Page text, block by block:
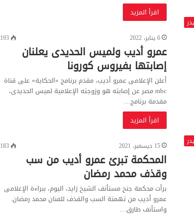
اقرأ المزيد
6 يناير، 2022
193
عمرو أديب ولميس الحديدى يعلنان
إصابتها بفيروس كورونا
أعلن الإعلامى عمرو أديب، مقدم برنامج «الحكاية» على قناة
mbc مصر عن إصابته هو وزوجته الإعلامية لميس الحديدى،
مقدمة برنامج…
اقرأ المزيد
15 ديسمبر، 2021 183
المحكمة تبرئ عمرو أديب من سب
وقذف محمد رمضان
برأت محكمة جنح مستأنف الشيخ زايد، اليوم، ببراءة الإعلامى
عمرو أديب من تهمتة السب والقذف للفنان محمد رمضان.
واستأنف طارق…